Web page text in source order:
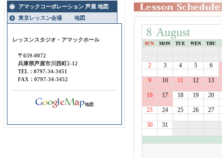
8 August
SUN MON TUE WEN THU
2 3 4 5 6
9 10 11 12 13
16 17 18 19 20
23 24 25 26 27
30 31
アマックコーポレーション 芦屋 地図
東京レッスン会場 地図
レッスンスタジオ・アマックホール
〒659-0072
兵庫県芦屋市川西町2-12
TEL：0797-34-3451
FAX：0797-34-3452
地図